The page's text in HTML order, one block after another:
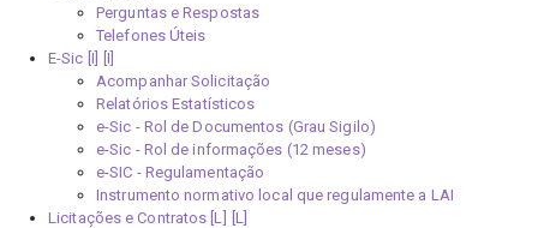
Perguntas e Respostas
Telefones Úteis
E-Sic [I]
Acompanhar Solicitação
Relatórios Estatísticos
e-Sic - Rol de Documentos (Grau Sigilo)
e-Sic - Rol de informações (12 meses)
e-SIC - Regulamentação
Instrumento normativo local que regulamente a LAI
Licitações e Contratos [L]